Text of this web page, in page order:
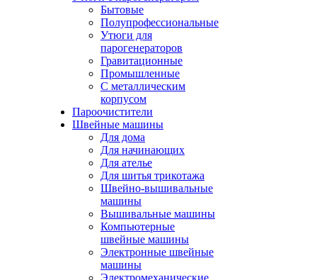
Бытовые
Полупрофессиональные
Утюги для
парогенераторов
Гравитационные
Промышленные
С металлическим
корпусом
Пароочистители
Швейные машины
Для дома
Для начинающих
Для ателье
Для шитья трикотажа
Швейно-вышивальные
машины
Вышивальные машины
Компьютерные
швейные машины
Электронные швейные
машины
Электромеханические